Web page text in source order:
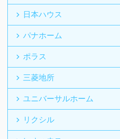
日本ハウス
パナホーム
ポラス
三菱地所
ユニバーサルホーム
リクシル